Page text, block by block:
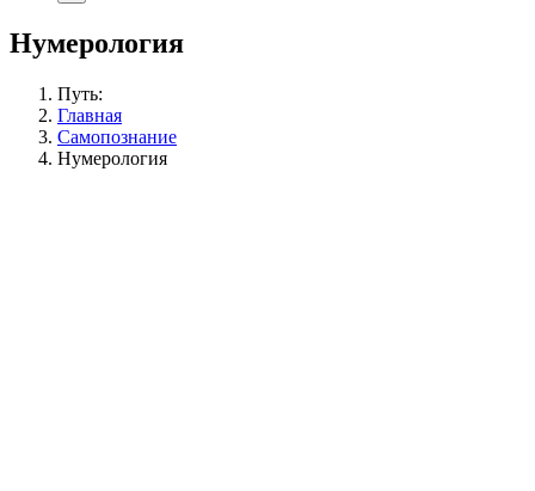
Нумерология
Путь:
Главная
Самопознание
Нумерология